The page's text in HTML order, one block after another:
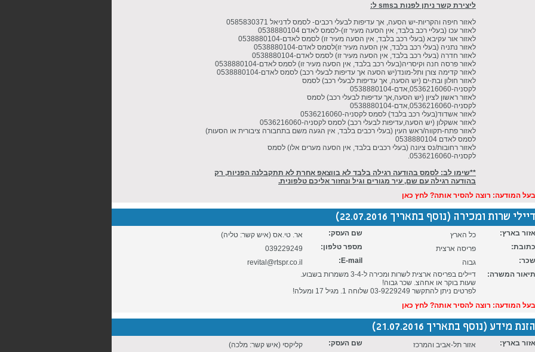
ליצירת קשר ניתן לפנות בsms ל:
לאזור חיפה והקריות-יש הסעה, אך עדיפות לבעלי רכבים- לסמס לדניאל 0585830371
לאזור עכו (בעליי רכב בלבד, אין הסעה מעיר זו)-לסמס לאדם 0538880104
לאזור אור עקיבא (בעלי רכב בלבד, אין הסעה מעיר זו) לסמס לאדם-0538880104
לאזור נתניה (בעלי רכב בלבד, אין הסעה מעיר זו)לסמס לאדם-0538880104
לאזור חדרה (בעלי רכב בלבד, אין הסעה מעיר זו) לסמס לאדם-0538880104
לאזור פרסה חנה וקיסריה(בעלי רכב בלבד, אין הסעה מעיר זו) לסמס לאדם-0538880104
לאזור קדימה צורן ותל-מונד(יש הסעה אך עדיפות לבעלי רכב) לסמס לאדם-0538880104
לאזור חולון ובת-ים (יש הסעה, אך עדיפות לבעלי רכב) לסמס
לקסניה-0536216060,אדם-0538880104
לאזור ראשון לציון (יש הסעה,אך עדיפות לבעלי רכב) לסמס
לקסניה-0536216060,אדם-0538880104
לאזור אשדוד(בעלי רכב בלבד) לסמס לקסניה-0536216060
לאזור אשקלון (יש הסעה,עדיפות לבעלי רכב) לסמס לקסניה-0536216060
לאזור פתח-תקווה/ראש העין (בעלי רכבים בלבד, אין הגעה משם בתחבורה ציבורית או הסעות)
לסמס לאדם 0538880104
לאזור רחובות/נס ציונה (בעלי רכבים בלבד, אין הסעה מערים אלו) לסמס
לקסניה-0536216060.
**שימו לב: לסמס בהודעה רגילה בלבד לא בווצאפ אחרת לא תתקבלנה הפניות, רק
בהודעה רגילה עם שם, עיר מגורים וגיל ונחזור אליכם טלפונית.
בעל המודעה: רוצה להסיר אותה? לחץ כאן
דיילי שרות ומכירה (נוסף בתאריך 22.07.2016)
אזור בארץ: כל הארץ שם העסק:
אר. טי.אס (איש קשר: טליה)
כתובת:
פריסה ארצית מספר טלפון:
039229249
שכר:
גבוה E-mail:
revital@rtspr.co.il
תיאור המשרה:
דיילים בפריסה ארצית לשרות ומכירה ל-3-4 משמרות בשבוע.
שעות בוקר או אחהצ. שכר גבוה!
לפרטים ניתן להתקשר 03-9229249 שלוחה 1. מגיל 17 ומעלה!
בעל המודעה: רוצה להסיר אותה? לחץ כאן
הזנת מידע (נוסף בתאריך 21.07.2016)
אזור בארץ: אזור תל-אביב והמרכז שם העסק:
קליקסי (איש קשר: מלכה)